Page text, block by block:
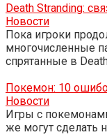
Death Stranding:
Новости
Пока игроки
многочисленные
спрятанные в
Покемон: 10
Новости
Игры с
же могут сделать